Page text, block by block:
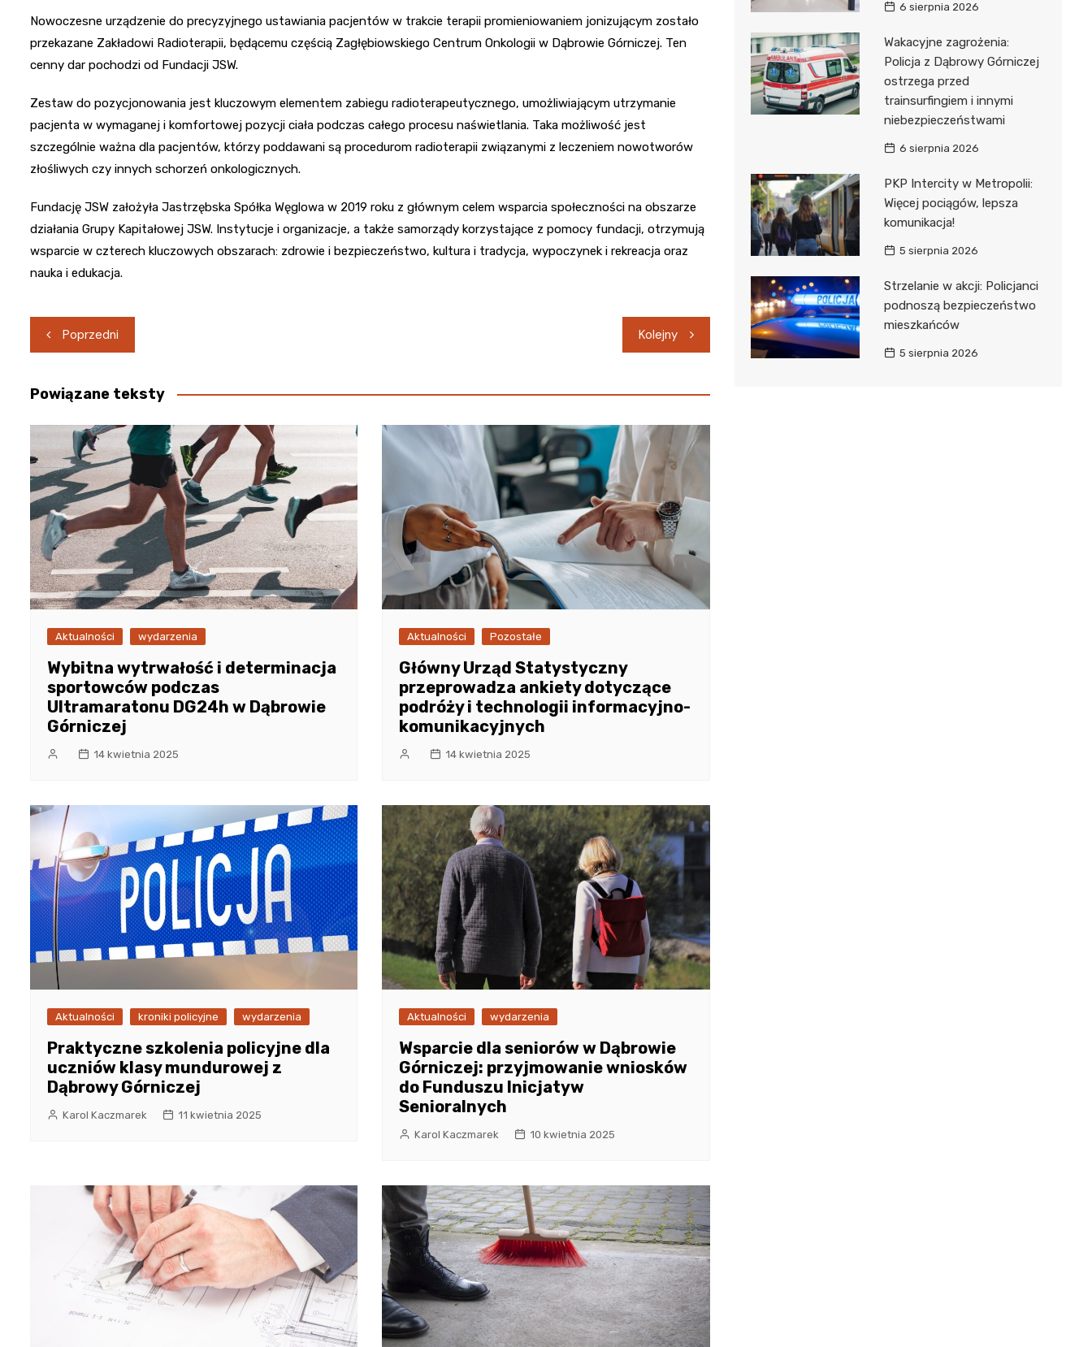
Nowoczesne urządzenie do precyzyjnego ustawiania pacjentów w trakcie terapii promieniowaniem jonizującym zostało
przekazane Zakładowi Radioterapii, będącemu częścią Zagłębiowskiego Centrum Onkologii w Dąbrowie Górniczej. Ten
cenny dar pochodzi od Fundacji JSW.
Zestaw do pozycjonowania jest kluczowym elementem zabiegu radioterapeutycznego, umożliwiającym utrzymanie
pacjenta w wymaganej i komfortowej pozycji ciała podczas całego procesu naświetlania. Taka możliwość jest
szczególnie ważna dla pacjentów, którzy poddawani są procedurom radioterapii związanymi z leczeniem nowotworów
złośliwych czy innych schorzeń onkologicznych.
Fundację JSW założyła Jastrzębska Spółka Węglowa w 2019 roku z głównym celem wsparcia społeczności na obszarze
działania Grupy Kapitałowej JSW. Instytucje i organizacje, a także samorządy korzystające z pomocy fundacji, otrzymują
wsparcie w czterech kluczowych obszarach: zdrowie i bezpieczeństwo, kultura i tradycja, wypoczynek i rekreacja oraz
nauka i edukacja.
Nawigacja
wpisu
Poprzedni Kolejny
Powiązane teksty
Aktualności wydarzenia
Wybitna wytrwałość i determinacja
sportowców podczas
Ultramaratonu DG24h w Dąbrowie
Górniczej
14 kwietnia 2025
Aktualności Pozostałe
Główny Urząd Statystyczny
przeprowadza ankiety dotyczące
podróży i technologii informacyjno-
komunikacyjnych
14 kwietnia 2025
Aktualności kroniki policyjne wydarzenia
Praktyczne szkolenia policyjne dla
uczniów klasy mundurowej z
Dąbrowy Górniczej
Karol Kaczmarek 11 kwietnia 2025
Aktualności wydarzenia
Wsparcie dla seniorów w Dąbrowie
Górniczej: przyjmowanie wniosków
do Funduszu Inicjatyw
Senioralnych
Karol Kaczmarek 10 kwietnia 2025
6 sierpnia 2026
Wakacyjne zagrożenia:
Policja z Dąbrowy Górniczej
ostrzega przed
trainsurfingiem i innymi
niebezpieczeństwami
6 sierpnia 2026
PKP Intercity w Metropolii:
Więcej pociągów, lepsza
komunikacja!
5 sierpnia 2026
Strzelanie w akcji: Policjanci
podnoszą bezpieczeństwo
mieszkańców
5 sierpnia 2026